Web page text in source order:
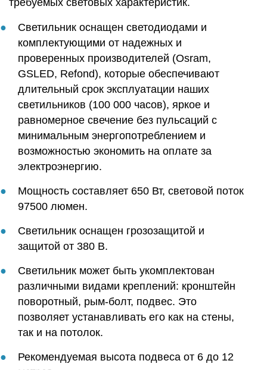
Светильник оснащен светодиодами и
комплектующими от надежных и
проверенных производителей (Osram,
GSLED, Refond), которые обеспечивают
длительный срок эксплуатации наших
светильников (100 000 часов), яркое и
равномерное свечение без пульсаций с
минимальным энергопотреблением и
возможностью экономить на оплате за
электроэнергию.
Мощность составляет 650 Вт, световой поток
97500 люмен.
Светильник оснащен грозозащитой и
защитой от 380 В.
Светильник может быть укомплектован
различными видами креплений: кронштейн
поворотный, рым-болт, подвес. Это
позволяет устанавливать его как на стены,
так и на потолок.
Рекомендуемая высота подвеса от 6 до 12